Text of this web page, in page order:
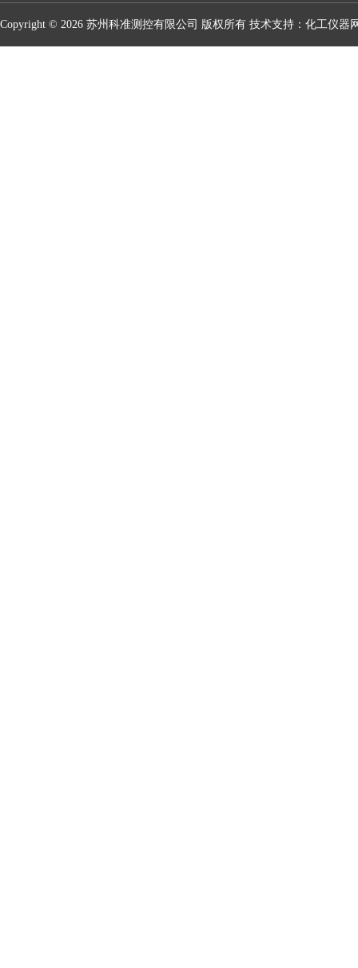
Copyright © 2026 苏州科准测控有限公司 版权所有 技术支持： 化工仪器